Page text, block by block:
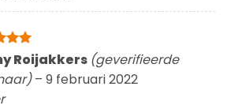
Roijakkers (geverifieerde
– 9 februari 2022